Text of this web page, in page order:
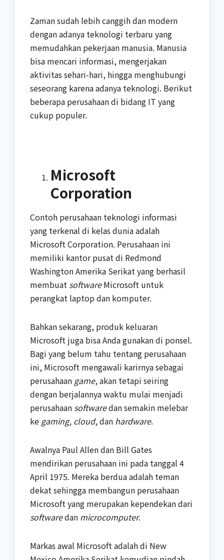
Zaman sudah lebih canggih dan modern
dengan adanya teknologi terbaru yang
memudahkan pekerjaan manusia. Manusia
bisa mencari informasi, mengerjakan
aktivitas sehari-hari, hingga menghubungi
seseorang karena adanya teknologi. Berikut
beberapa perusahaan di bidang IT yang
cukup populer.
Microsoft
Corporation
Contoh perusahaan teknologi informasi
yang terkenal di kelas dunia adalah
Microsoft Corporation. Perusahaan ini
memiliki kantor pusat di Redmond
Washington Amerika Serikat yang berhasil
membuat softwareMicrosoft untuk
perangkat laptop dan komputer.
Bahkan sekarang, produk keluaran
Microsoft juga bisa Anda gunakan di ponsel.
Bagi yang belum tahu tentang perusahaan
ini, Microsoft mengawali karirnya sebagai
perusahaan game, akan tetapi seiring
dengan berjalannya waktu mulai menjadi
perusahaan softwaredan semakin melebar
ke gaming, cloud, dan hardware.
Awalnya Paul Allen dan Bill Gates
mendirikan perusahaan ini pada tanggal 4
April 1975. Mereka berdua adalah teman
dekat sehingga membangun perusahaan
Microsoft yang merupakan kependekan dari
softwaredan microcomputer.
Markas awal Microsoft adalah di New